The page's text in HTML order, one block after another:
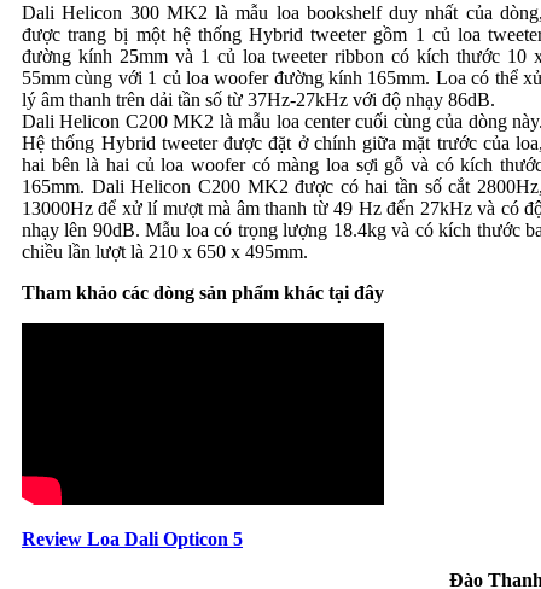
Dali Helicon 300 MK2 là mẫu loa bookshelf duy nhất của
được trang bị một hệ thống Hybrid tweeter gồm 1 củ loa
đường kính 25mm và 1 củ loa tweeter ribbon có kích thước 10
55mm cùng với 1 củ loa woofer đường kính 165mm. Loa có thể
lý âm thanh trên dải tần số từ 37Hz-27kHz với độ nhạy 86dB.
Dali Helicon C200 MK2 là mẫu loa center cuối cùng của dòng
Hệ thống Hybrid tweeter được đặt ở chính giữa mặt trước của
hai bên là hai củ loa woofer có màng loa sợi gỗ và có kích
165mm. Dali Helicon C200 MK2 được có hai tần số cắt
13000Hz để xử lí mượt mà âm thanh từ 49 Hz đến 27kHz và có
nhạy lên 90dB. Mẫu loa có trọng lượng 18.4kg và có kích thước
chiều lần lượt là 210 x 650 x 495mm.
Tham khảo các dòng sản phẩm khác tại đây
Review Loa Dali Opticon 5
Đào